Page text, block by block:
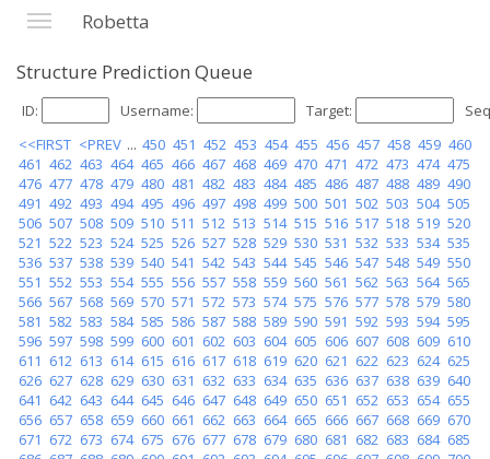
Robetta
Structure Prediction Queue
ID: Username: Target:
<<FIRST <PREV ... 450 451 452 453 454 455 456 457 458 459 460
461 462 463 464 465 466 467 468 469 470 471 472 473 474 475
476 477 478 479 480 481 482 483 484 485 486 487 488 489 490
491 492 493 494 495 496 497 498 499 500 501 502 503 504 505
506 507 508 509 510 511 512 513 514 515 516 517 518 519 520
521 522 523 524 525 526 527 528 529 530 531 532 533 534 535
536 537 538 539 540 541 542 543 544 545 546 547 548 549 550
551 552 553 554 555 556 557 558 559 560 561 562 563 564 565
566 567 568 569 570 571 572 573 574 575 576 577 578 579 580
581 582 583 584 585 586 587 588 589 590 591 592 593 594 595
596 597 598 599 600 601 602 603 604 605 606 607 608 609 610
611 612 613 614 615 616 617 618 619 620 621 622 623 624 625
626 627 628 629 630 631 632 633 634 635 636 637 638 639 640
641 642 643 644 645 646 647 648 649 650 651 652 653 654 655
656 657 658 659 660 661 662 663 664 665 666 667 668 669 670
671 672 673 674 675 676 677 678 679 680 681 682 683 684 685